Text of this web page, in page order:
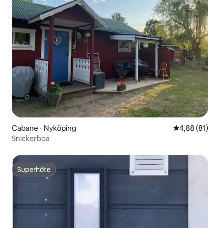
Cabane ⋅ Nyköping Évaluation
4,88 (81)
Snickerboa
Superhôte
Superhôte